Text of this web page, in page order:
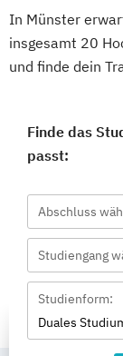
In Münster
insgesamt 20
und finde dein
Finde das
passt:
Abschluss
Studiengang
Studienform:
Duales